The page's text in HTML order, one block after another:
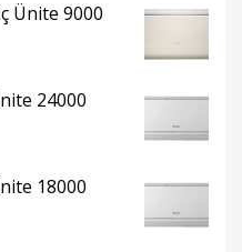
Ünite 9000
24000
18000